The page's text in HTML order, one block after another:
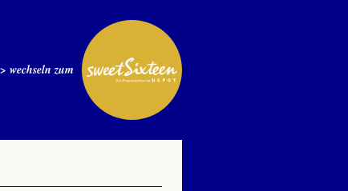
> wechseln zum